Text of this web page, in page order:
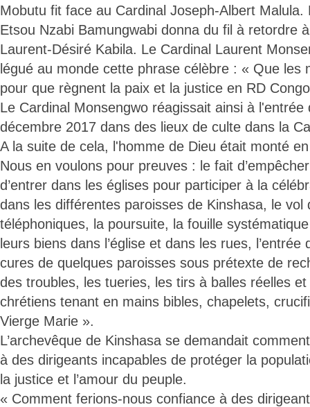
Mobutu fit face au Cardinal Joseph-Albert Malula.
Etsou Nzabi Bamungwabi donna du fil à retordre
Laurent-Désiré Kabila. Le Cardinal Laurent
légué au monde cette phrase célèbre : « Que les
pour que règnent la paix et la justice en RD
Le Cardinal Monsengwo réagissait ainsi à l'entrée
décembre 2017 dans des lieux de culte dans la
A la suite de cela, l'homme de Dieu était monté
Nous en voulons pour preuves : le fait
d’entrer dans les églises pour participer à la
dans les différentes paroisses de Kinshasa, le vol
téléphoniques, la poursuite, la fouille
leurs biens dans l’église et dans les rues,
cures de quelques paroisses sous prétexte de
des troubles, les tueries, les tirs à balles réelles
chrétiens tenant en mains bibles, chapelets,
Vierge Marie ».
L’archevêque de Kinshasa se demandait
à des dirigeants incapables de protéger la
la justice et l’amour du peuple.
« Comment ferions-nous confiance à des